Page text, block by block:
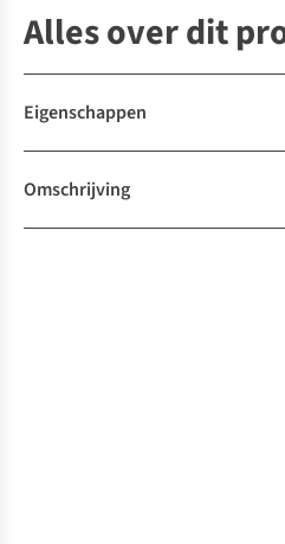
Alles over dit
Eigenschappen
Omschrijving